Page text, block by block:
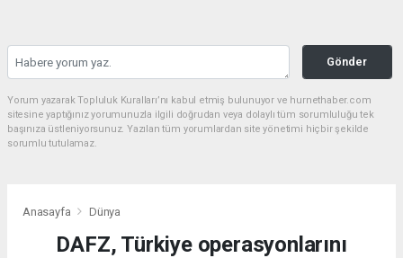
Gönder
Yorum yazarak Topluluk Kuralları’nı kabul etmiş bulunuyor ve hurnethaber.com
sitesine yaptığınız yorumunuzla ilgili doğrudan veya dolaylı tüm sorumluluğu tek
başınıza üstleniyorsunuz. Yazılan tüm yorumlardan site yönetimi hiçbir şekilde
sorumlu tutulamaz.
Anasayfa Dünya
DAFZ, Türkiye operasyonlarını